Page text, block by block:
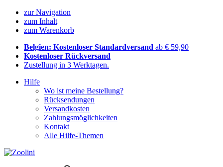
zur Navigation
zum Inhalt
zum Warenkorb
Belgien: Kostenloser Standardversand ab € 59,90
Kostenloser Rückversand
Zustellung in 3 Werktagen.
Hilfe
Wo ist meine Bestellung?
Rücksendungen
Versandkosten
Zahlungsmöglichkeiten
Kontakt
Alle Hilfe-Themen